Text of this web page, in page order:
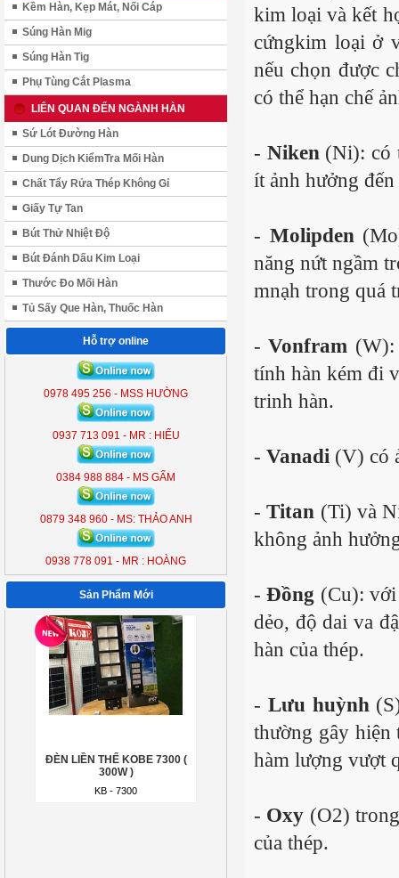
Kềm Hàn, Kẹp Mát, Nối Cáp
Súng Hàn Mig
Súng Hàn Tig
Phụ Tùng Cắt Plasma
LIÊN QUAN ĐẾN NGÀNH HÀN
Sứ Lót Đường Hàn
Dung Dịch KiểmTra Mối Hàn
Chất Tẩy Rửa Thép Không Gỉ
Giấy Tự Tan
Bút Thử Nhiệt Độ
Bút Đánh Dấu Kim Loại
Thước Đo Mối Hàn
Tủ Sấy Que Hàn, Thuốc Hàn
Hỗ trợ online
0978 495 256 - MSS HƯỜNG
0937 713 091 - MR : HIẾU
0384 988 884 - MS GẤM
0879 348 960 - MS: THẢO ANH
0938 778 091 - MR : HOÀNG
Sản Phẩm Mới
ĐÈN LIỀN THỂ KOBE 7300 (
KB - 7300
ĐÈN LIỀN THỂ KOBE 7300 (
300W )
KB - 7300
ĐÈN LIỀN THỂ KOBE 7300 (
300W )
KB - 7300
kim loại và kết
cứngkim loại ở
nếu chọn được
có thể hạn chế
- Niken (Ni): có
ít ảnh hưởng
- Molipden
năng nứt ngầm
mnạh trong quá
-Vonfram (W):
tính hàn kém đi
trinh hàn.
- Vanadi (V) có
-Titan (Ti) và
không ảnh
-Đồng (Cu):
dẻo, độ dai va
hàn của thép.
- Lưu huỳnh
thường gây
hàm lượng vượt
- Oxy (O2)
của thép.